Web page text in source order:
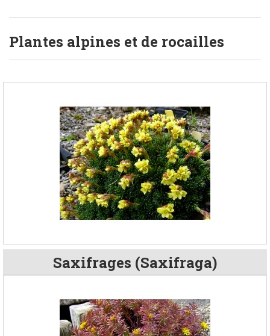
Plantes alpines et de rocailles
Saxifrages (Saxifraga)